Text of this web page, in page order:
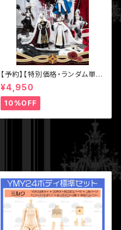
【予約】【特別価格・ランダム単
品】【千頌礼宴】シリーズ【悸動瞬
息】1/8 MJD ブラインドドール
¥4,950
10%OFF